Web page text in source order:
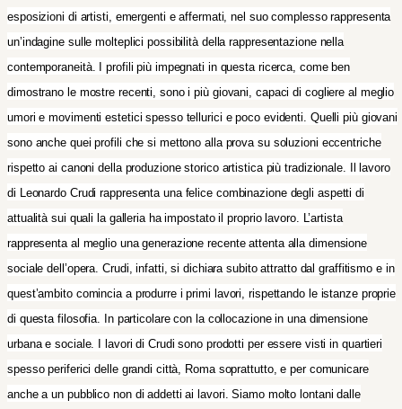
esposizioni di artisti, emergenti e affermati, nel suo complesso rappresenta
un’indagine sulle molteplici possibilità della rappresentazione nella
contemporaneità. I profili più impegnati in questa ricerca, come ben
dimostrano le mostre recenti, sono i più giovani, capaci di cogliere al meglio
umori e movimenti estetici spesso tellurici e poco evidenti. Quelli più giovani
sono anche quei profili che si mettono alla prova su soluzioni eccentriche
rispetto ai canoni della produzione storico artistica più tradizionale. Il lavoro
di Leonardo Crudi rappresenta una felice combinazione degli aspetti di
attualità sui quali la galleria ha impostato il proprio lavoro. L’artista
rappresenta al meglio una generazione recente attenta alla dimensione
sociale dell’opera. Crudi, infatti, si dichiara subito attratto dal graffitismo e in
quest’ambito comincia a produrre i primi lavori, rispettando le istanze proprie
di questa filosofia. In particolare con la collocazione in una dimensione
urbana e sociale. I lavori di Crudi sono prodotti per essere visti in quartieri
spesso periferici delle grandi città, Roma soprattutto, e per comunicare
anche a un pubblico non di addetti ai lavori. Siamo molto lontani dalle